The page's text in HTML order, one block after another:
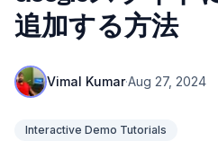
追加する方法
Vimal Kumar·Aug 27, 2024
Interactive Demo Tutorials